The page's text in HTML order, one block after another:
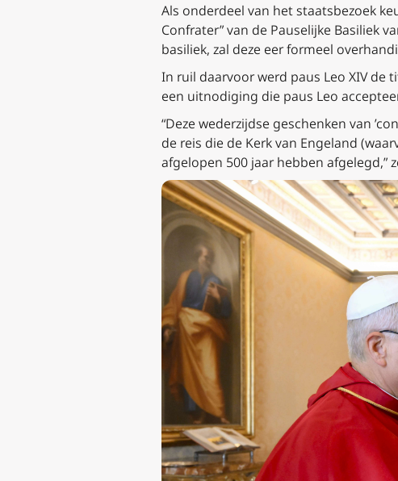
Als onderdeel van het staatsbezoek
Confrater” van de Pauselijke Basiliek
basiliek, zal deze eer formeel
In ruil daarvoor werd paus Leo XIV de
een uitnodiging die paus Leo
“Deze wederzijdse geschenken van
de reis die de Kerk van Engeland
afgelopen 500 jaar hebben afgelegd,”